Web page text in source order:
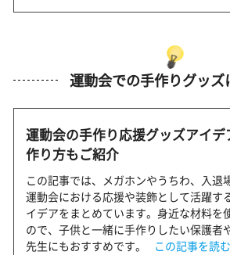
運動会での手作りグッズ
運動会の手作り応援グッズアイデ
作り方もご紹介
この記事では、メガホンやうちわ、入退
運動会における応援や装飾として活躍す
イデアをまとめています。身近な材料を
ので、子供と一緒に手作りしたい保護者
先生にもおすすめです。
この記事を読む